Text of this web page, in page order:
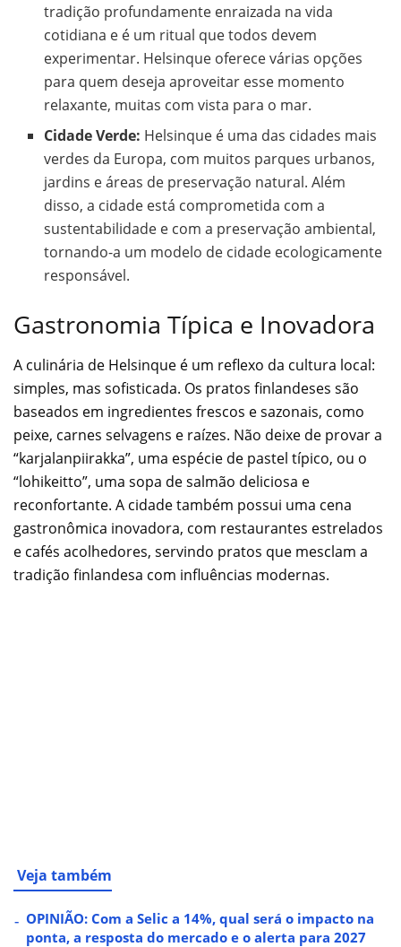
tradição profundamente enraizada na vida
cotidiana e é um ritual que todos devem
experimentar. Helsinque oferece várias opções
para quem deseja aproveitar esse momento
relaxante, muitas com vista para o mar.
Cidade Verde: Helsinque é uma das cidades mais
verdes da Europa, com muitos parques urbanos,
jardins e áreas de preservação natural. Além
disso, a cidade está comprometida com a
sustentabilidade e com a preservação ambiental,
tornando-a um modelo de cidade ecologicamente
responsável.
Gastronomia Típica e Inovadora
A culinária de Helsinque é um reflexo da cultura local:
simples, mas sofisticada. Os pratos finlandeses são
baseados em ingredientes frescos e sazonais, como
peixe, carnes selvagens e raízes. Não deixe de provar a
“karjalanpiirakka”, uma espécie de pastel típico, ou o
“lohikeitto”, uma sopa de salmão deliciosa e
reconfortante. A cidade também possui uma cena
gastronômica inovadora, com restaurantes estrelados
e cafés acolhedores, servindo pratos que mesclam a
tradição finlandesa com influências modernas.
Veja também
OPINIÃO: Com a Selic a 14%, qual será o impacto na
ponta, a resposta do mercado e o alerta para 2027